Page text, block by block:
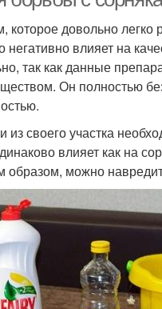
которое довольно
негативно влияет на
так как данные
Он полностью
своего участка
влияет как на
образом, можно